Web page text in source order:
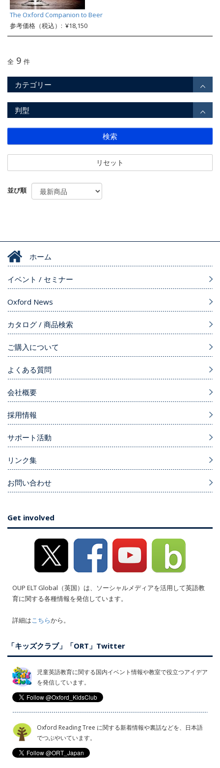
The Oxford Companion to Beer
参考価格（税込）: ¥18,150
全 9 件
カテゴリー
判型
検索
リセット
並び順
ホーム
イベント / セミナー
Oxford News
カタログ / 商品検索
ご購入について
よくある質問
会社概要
採用情報
サポート活動
リンク集
お問い合わせ
Get involved
OUP ELT Global（英国）は、ソーシャルメディアを活用して英語教
育に関する各種情報を発信しています。
詳細はこちらから。
「キッズクラブ」「ORT」Twitter
児童英語教育に関する国内イベント情報や教室で役立つアイデア
を発信しています。
Oxford Reading Tree に関する新着情報や裏話などを、日本語
でつぶやいています。